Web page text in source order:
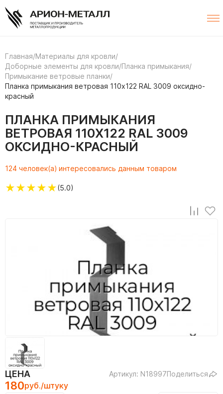
Главная/Материалы для кровли/
Доборные элементы для кровли/Планка примыкания/
Примыкание ветровые планки/
Планка примыкания ветровая 110х122 RAL 3009 оксидно-
красный
ПЛАНКА ПРИМЫКАНИЯ
ВЕТРОВАЯ 110Х122 RAL 3009
ОКСИДНО-КРАСНЫЙ
124 человек(а) интересовались данным товаром
★★★★★(5.0)
ЦЕНА Артикул: N18997Поделиться
180руб./штуку